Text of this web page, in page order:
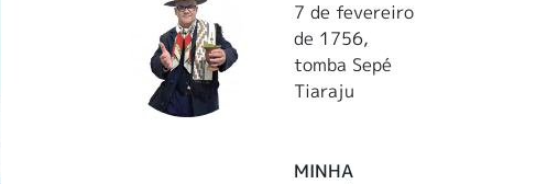
7 de fevereiro
de 1756,
tomba Sepé
Tiaraju
MINHA